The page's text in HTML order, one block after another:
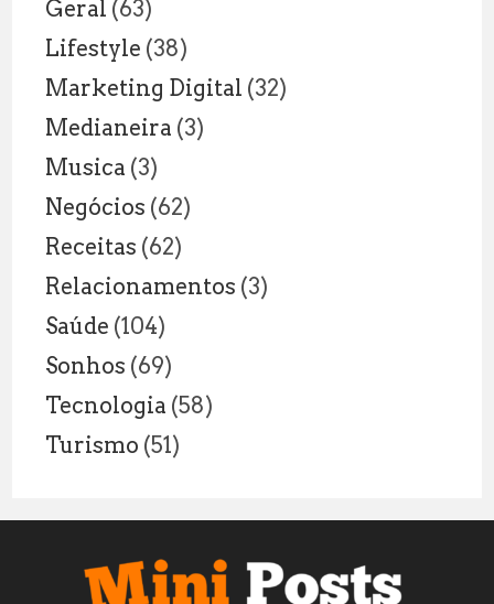
Geral (63)
Lifestyle (38)
Marketing Digital (32)
Medianeira (3)
Musica (3)
Negócios (62)
Receitas (62)
Relacionamentos (3)
Saúde (104)
Sonhos (69)
Tecnologia (58)
Turismo (51)